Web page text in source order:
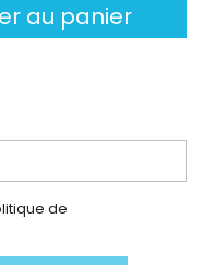
au panier
de